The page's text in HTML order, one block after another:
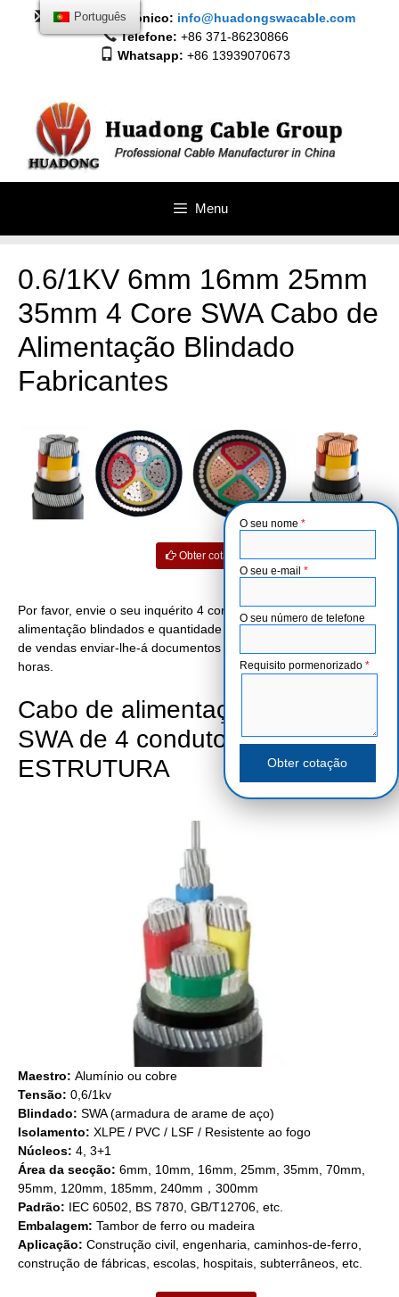
Correio electrónico: info@huadongswacable.com
Telefone: +86 371-86230866
Whatsapp: +86 13939070673
Menu
0.6/1KV 6mm 16mm 25mm
35mm 4 Core SWA Cabo de
Alimentação Blindado
Fabricantes
Obter cotação
Por favor, envie o seu inquérito 4 core SWA lista de cabos de
alimentação blindados e quantidade da ordem. O nosso gestor
de vendas enviar-lhe-á documentos de oferta no prazo de 12
horas.
Cabo de alimentação blindado
SWA de 4 condutores
ESTRUTURA
Maestro: Alumínio ou cobre
Tensão: 0,6/1kv
Blindado: SWA (armadura de arame de aço)
Isolamento: XLPE / PVC / LSF / Resistente ao fogo
Núcleos: 4, 3+1
Área da secção: 6mm, 10mm, 16mm, 25mm, 35mm, 70mm,
95mm, 120mm, 185mm, 240mm，300mm
Padrão: IEC 60502, BS 7870, GB/T12706, etc.
Embalagem: Tambor de ferro ou madeira
Aplicação: Construção civil, engenharia, caminhos-de-ferro,
construção de fábricas, escolas, hospitais, subterrâneos, etc.
Português
O seu nome *
O seu e-mail *
O seu número de telefone
Requisito pormenorizado *